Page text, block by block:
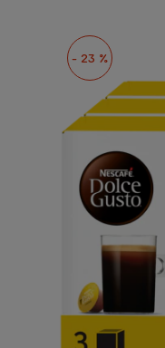
- 23 %